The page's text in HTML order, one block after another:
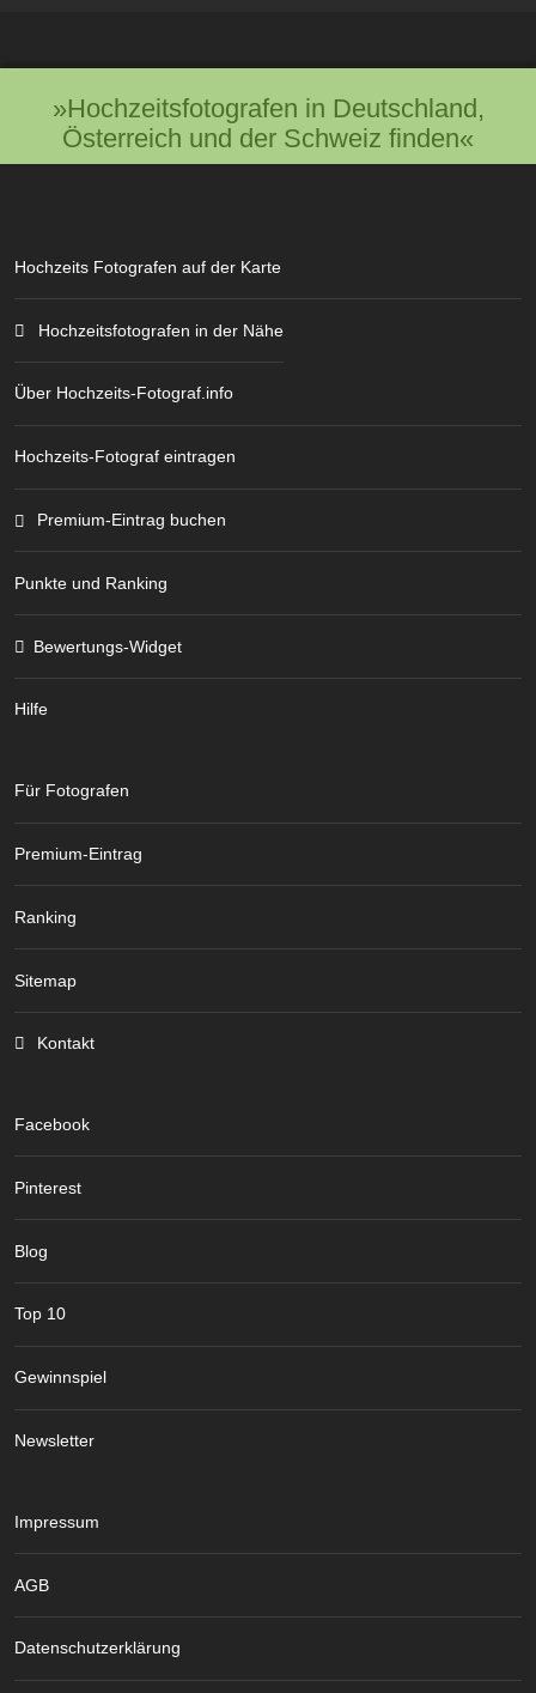
»Hochzeitsfotografen in Deutschland,
Österreich und der Schweiz finden«
Hochzeits Fotografen auf der Karte
Hochzeitsfotografen in der Nähe
Über Hochzeits-Fotograf.info
Hochzeits-Fotograf eintragen
Premium-Eintrag buchen
Punkte und Ranking
Bewertungs-Widget
Hilfe
Für Fotografen
Premium-Eintrag
Ranking
Sitemap
Kontakt
Facebook
Pinterest
Blog
Top 10
Gewinnspiel
Newsletter
Impressum
AGB
Datenschutzerklärung